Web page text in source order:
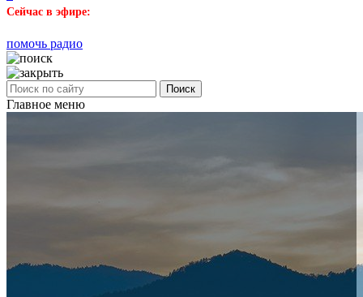
Сейчас в эфире:
помочь радио
Поиск
Главное меню